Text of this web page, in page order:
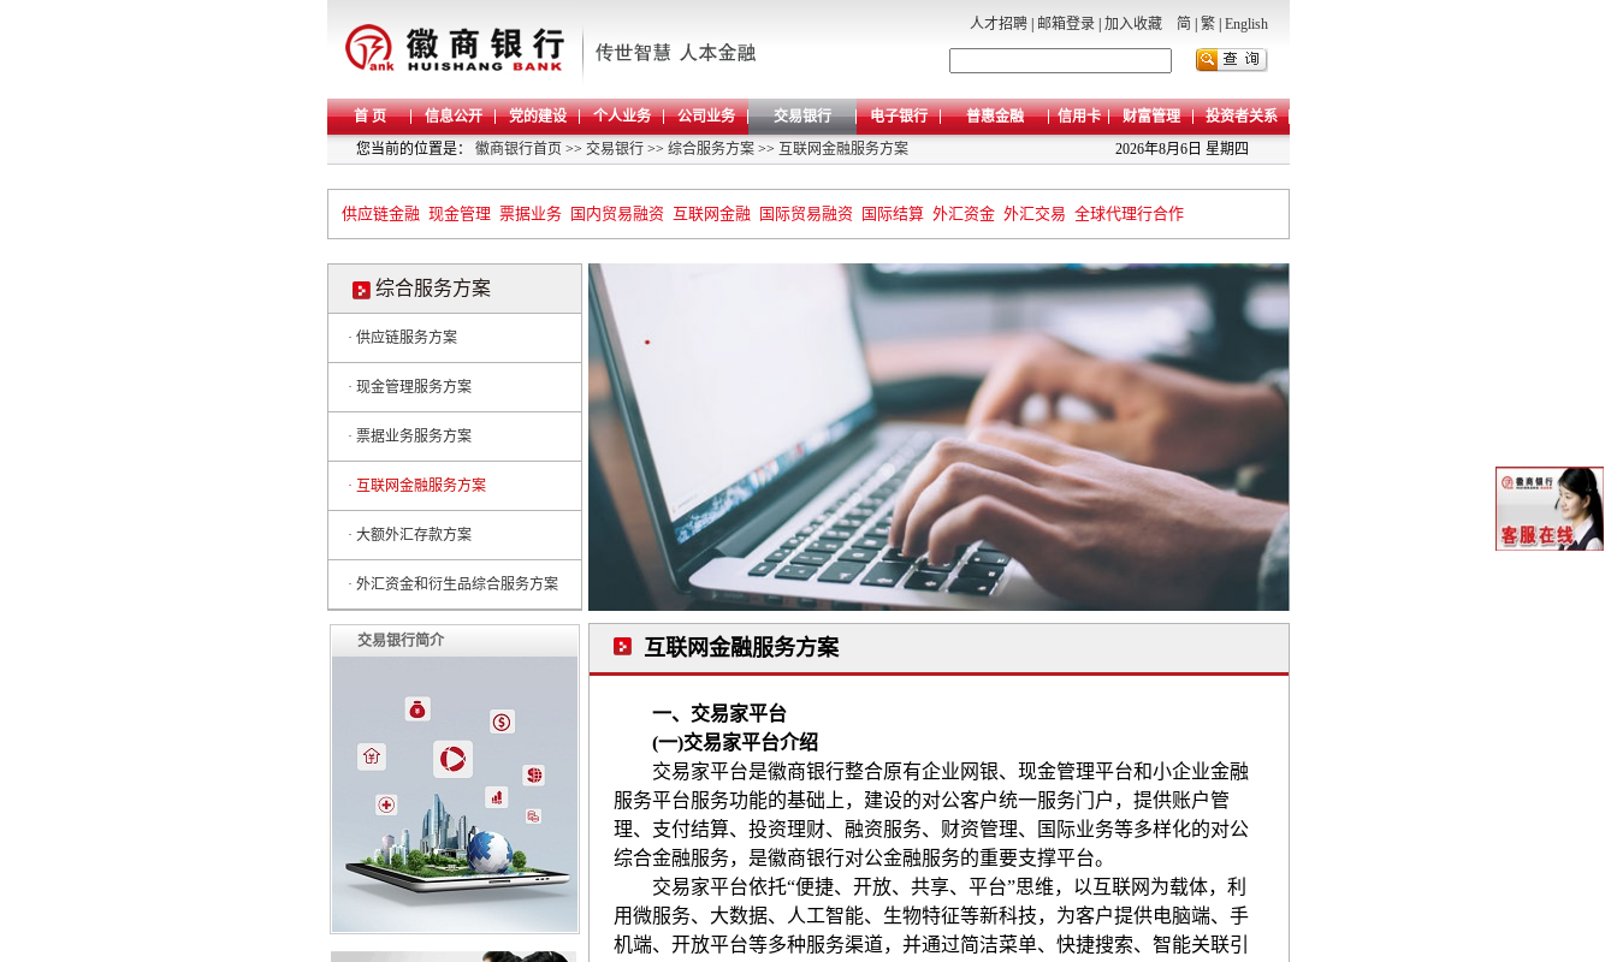
人才招聘 邮箱登录 加入收藏 简 繁 English
首 页 信息公开 党的建设 个人业务 公司业务 交易银行 电子银行 普惠金融 信用卡 财富管理
投资者关系
您当前的位置是： 徽商银行首页 >> 交易银行 >> 综合服务方案 >> 互联网金融服务方案 2026年8月6日 星期四
供应链金融 现金管理 票据业务 国内贸易融资 互联网金融 国际贸易融资 国际结算 外汇资金 外汇交易 全球代理行合作
综合服务方案
· 供应链服务方案
· 现金管理服务方案
· 票据业务服务方案
· 互联网金融服务方案
· 大额外汇存款方案
· 外汇资金和衍生品综合服务方案
交易银行简介 互联网金融服务方案
一、交易家平台
(一)交易家平台介绍
交易家平台是徽商银行整合原有企业网银、现金管理平台和小企业金融
服务平台服务功能的基础上，建设的对公客户统一服务门户，提供账户管
理、支付结算、投资理财、融资服务、财资管理、国际业务等多样化的对公
综合金融服务，是徽商银行对公金融服务的重要支撑平台。
交易家平台依托“便捷、开放、共享、平台”思维，以互联网为载体，利
用微服务、大数据、人工智能、生物特征等新科技，为客户提供电脑端、手
机端、开放平台等多种服务渠道，并通过简洁菜单、快捷搜索、智能关联引